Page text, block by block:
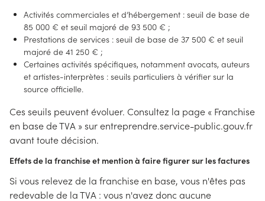
Activités commerciales et d’hébergement : seuil de base de
85 000 € et seuil majoré de 93 500 € ;
Prestations de services : seuil de base de 37 500 € et seuil
majoré de 41 250 € ;
Certaines activités spécifiques, notamment avocats, auteurs
et artistes-interprètes : seuils particuliers à vérifier sur la
source officielle.
Ces seuils peuvent évoluer. Consultez la page « Franchise
en base de TVA » sur entreprendre.service-public.gouv.fr
avant toute décision.
Effets de la franchise et mention à faire figurer sur les factures
Si vous relevez de la franchise en base, vous n'êtes pas
redevable de la TVA : vous n'avez donc aucune